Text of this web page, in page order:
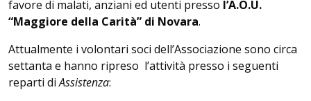
favore di malati, anziani ed utenti presso l’A.O.U.
“Maggiore della Carità” di Novara.
Attualmente i volontari soci dell’Associazione sono circa
settanta e hanno ripreso l’attività presso i seguenti
reparti diAssistenza: